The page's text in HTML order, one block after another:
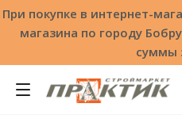
При покупке в интернет-
магазина по городу
суммы